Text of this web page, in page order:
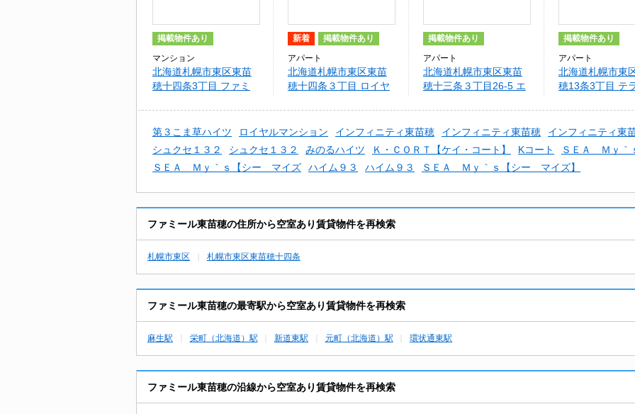
掲載物件あり
マンション
北海道札幌市東区東苗
穂十四条3丁目 ファミ
新着 掲載物件あり
アパート
北海道札幌市東区東苗
穂十四条３丁目 ロイヤ
掲載物件あり
アパート
北海道札幌市東区東苗
穂十三条３丁目26-5 エ
掲載物件あり
アパート
北海道札幌市東
穂13条3丁目 テ
第３こま草ハイツ ロイヤルマンション インフィニティ東苗穂 インフィニティ東苗穂
インフィニティ
シュクセ１３２
シュクセ１３２ みのるハイツ Ｋ・ＣＯＲＴ【ケイ・コート】 Kコート
ＳＥＡ Ｍｙ｀
ＳＥＡ Ｍｙ｀ｓ【シー マイズ
ハイム９３ ハイム９３ ＳＥＡ Ｍｙ｀ｓ【シー マイズ】
ファミール東苗穂の住所から空室あり賃貸物件を再検索
札幌市東区 札幌市東区東苗穂十四条
ファミール東苗穂の最寄駅から空室あり賃貸物件を再検索
麻生駅 栄町（北海道）駅 新道東駅 元町（北海道）駅 環状通東駅
ファミール東苗穂の沿線から空室あり賃貸物件を再検索